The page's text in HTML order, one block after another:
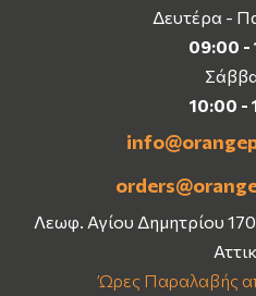
Δευτέρα -
09:00 -
10:00 -
Λεωφ. Αγίου Δημητρίου
Ώρες Παραλαβής